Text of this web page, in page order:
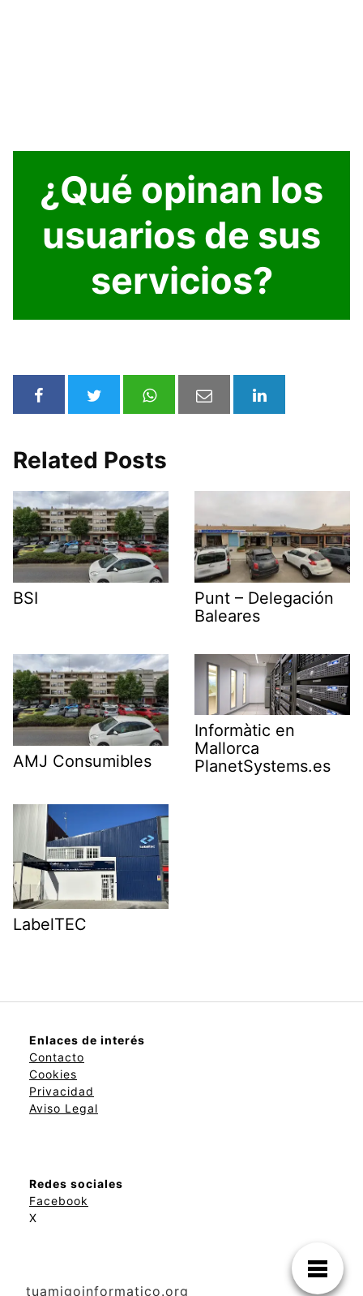
¿Qué opinan los
usuarios de sus
servicios?
Related Posts
BSI
Punt – Delegación
Baleares
AMJ Consumibles
Informàtic en
Mallorca
PlanetSystems.es
LabelTEC
Enlaces de interés
Contacto
Cookies
Privacidad
Aviso Legal
Redes sociales
Facebook
X
tuamigoinformatico.org